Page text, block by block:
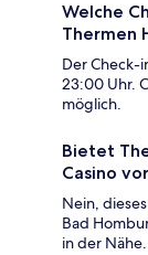
Welche
Thermen
Der Check-
23:00 Uhr.
möglich.
Bietet
Casino
Nein,
Bad
in der Nähe.